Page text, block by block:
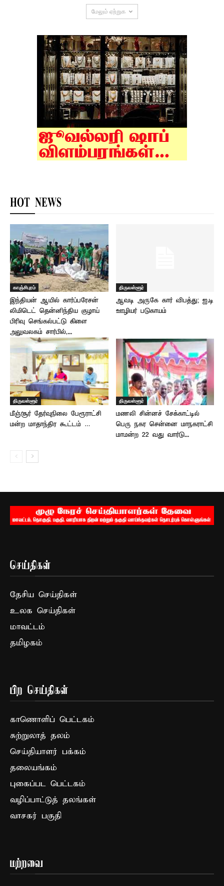
மேலும் ஏற்றுக
HOT NEWS
காஞ்சிபுரம்
இந்தியன் ஆயில் கார்ப்பரேசன்
லிமிடெட் தென்னிந்திய குழாய்
பிரிவு செங்கல்பட்டு கிளை
அலுவலகம் சார்பில்,...
திருவள்ளூர்
ஆவடி அருகே கார் விபத்து; ஐ.டி
ஊழியர் படுகாயம்
திருவள்ளூர்
மீஞ்சூர் தேர்வுநிலை பேரூராட்சி
மன்ற மாதாந்திர கூட்டம் …
திருவள்ளூர்
மணலி சின்னச் சேக்காட்டில்
பெரு நகர சென்னை மாநகராட்சி
மாமன்ற 22 வது வார்டு...
செய்திகள்
தேசிய செய்திகள்
உலக செய்திகள்
மாவட்டம்
தமிழகம்
பிற செய்திகள்
காணொளிப் பெட்டகம்
சுற்றுலாத் தலம்
செய்தியாளர் பக்கம்
தலையங்கம்
புகைப்பட பெட்டகம்
வழிப்பாட்டுத் தலங்கள்
வாசகர் பகுதி
மற்றவை